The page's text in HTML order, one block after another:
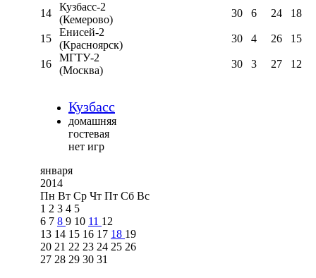
14
Кузбасс-2
(Кемерово)
30 6 24 18
15
Енисей-2
(Красноярск)
30 4 26 15
16
МГТУ-2
(Москва)
30 3 27 12
Кузбасс
домашняя
гостевая
нет игр
января
2014
Пн Вт Ср Чт Пт Сб Вс
1 2 3 4 5
6 7 8 9 10 11 12
13 14 15 16 17 18 19
20 21 22 23 24 25 26
27 28 29 30 31